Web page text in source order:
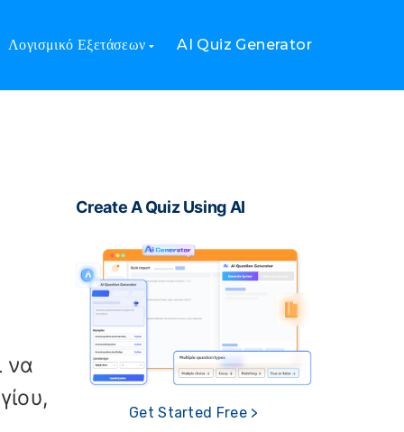
Λογισμικό Εξετάσεων AI Quiz Generator
να
Create A Quiz Using AI
Get Started Free >